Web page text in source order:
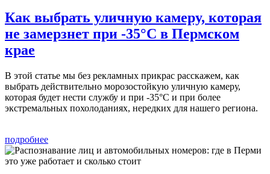
Как выбрать уличную камеру, которая
не замерзнет при -35°C в Пермском
крае
В этой статье мы без рекламных прикрас расскажем, как
выбрать действительно морозостойкую уличную камеру,
которая будет нести службу и при -35°C и при более
экстремальных похолоданиях, нередких для нашего региона.
подробнее